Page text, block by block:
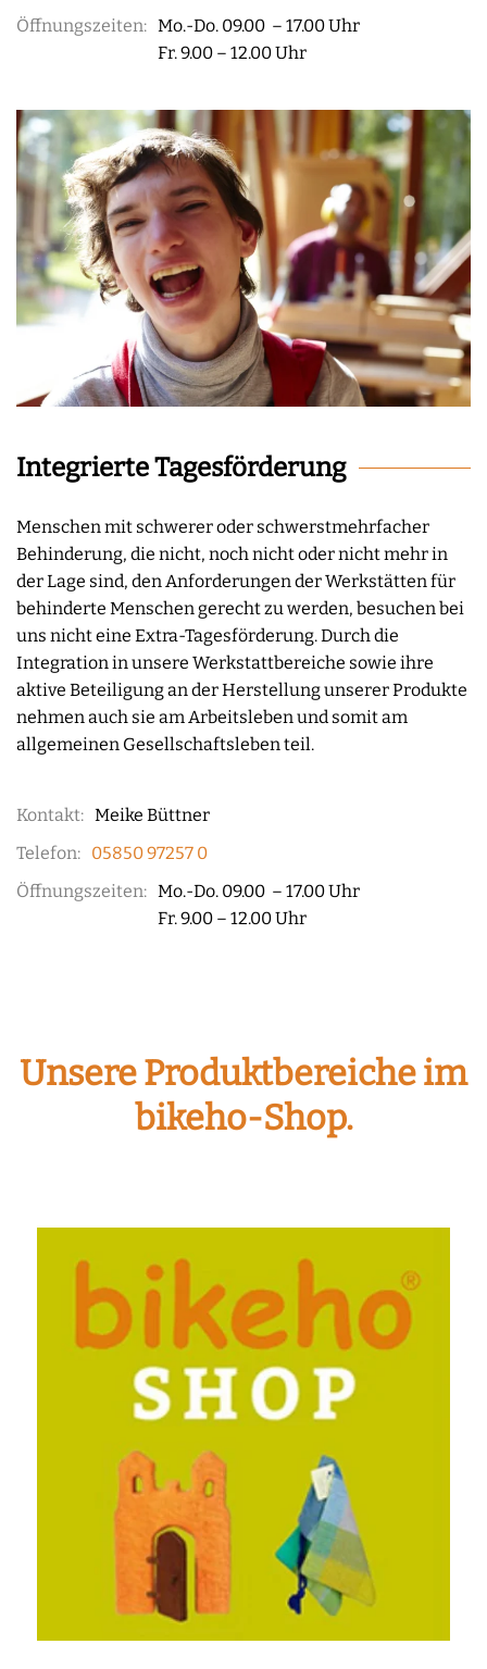
Öffnungszeiten: Mo.-Do. 09.00 – 17.00 Uhr
Fr. 9.00 – 12.00 Uhr
Integrierte Tagesförderung
Menschen mit schwerer oder schwerstmehrfacher
Behinderung, die nicht, noch nicht oder nicht mehr in
der Lage sind, den Anforderungen der Werkstätten für
behinderte Menschen gerecht zu werden, besuchen bei
uns nicht eine Extra-Tagesförderung. Durch die
Integration in unsere Werkstattbereiche sowie ihre
aktive Beteiligung an der Herstellung unserer Produkte
nehmen auch sie am Arbeitsleben und somit am
allgemeinen Gesellschaftsleben teil.
Kontakt: Meike Büttner
Telefon: 05850 97257 0
Öffnungszeiten: Mo.-Do. 09.00 – 17.00 Uhr
Fr. 9.00 – 12.00 Uhr
Unsere Produktbereiche im
bikeho-Shop.